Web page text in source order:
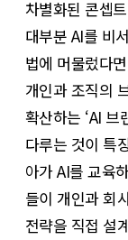
차별화된 콘셉
대부분 AI를 비
법에 머물렀다
개인과 조직의
확산하는 ‘AI 브
다루는 것이 특
아가 AI를 교육
들이 개인과 회
전략을 직접 설